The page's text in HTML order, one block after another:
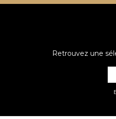
Retrouvez une